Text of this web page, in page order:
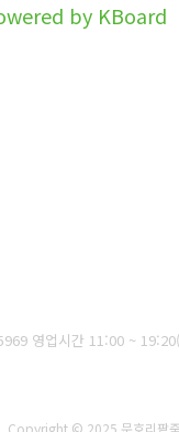
by KBoard
영업시간 11:00 ~
Copyright © 2025 문호리팥